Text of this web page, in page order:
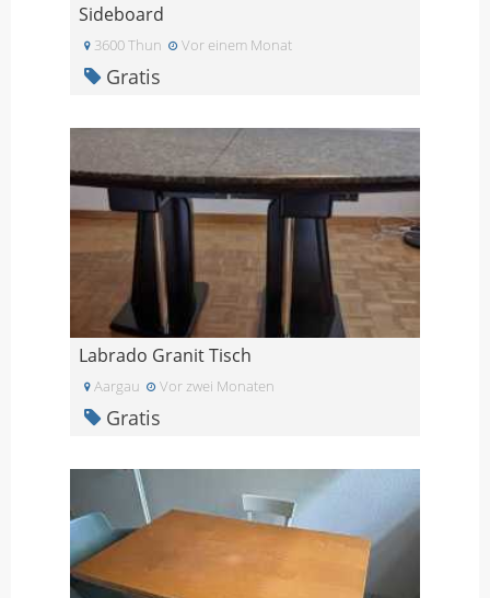
Sideboard
3600 Thun Vor einem Monat
Gratis
Labrado Granit Tisch
Aargau Vor zwei Monaten
Gratis